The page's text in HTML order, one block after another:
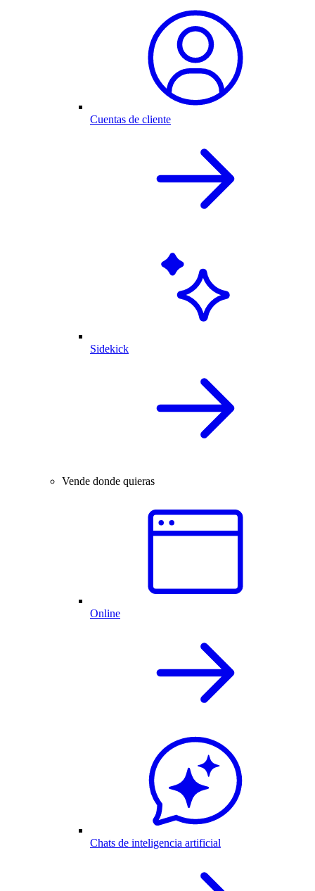
Cuentas de cliente
Sidekick
Vende donde quieras
Online
Chats de inteligencia artificial